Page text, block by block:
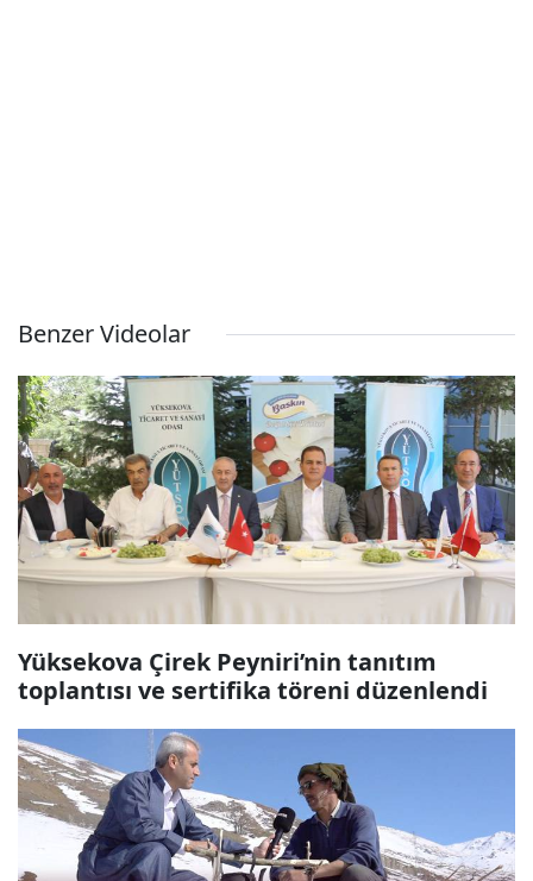
Benzer Videolar
Yüksekova Çirek Peyniri’nin tanıtım
toplantısı ve sertifika töreni düzenlendi